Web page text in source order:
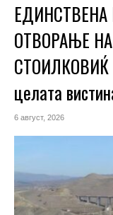
ОТВОРАЊЕ
СТОИЛКОВИЌ
целата
6 август, 2026